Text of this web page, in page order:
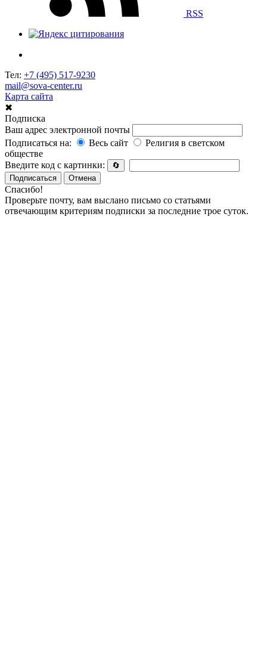
RSS
Тел: +7 (495) 517-9230
mail@sova-center.ru
Карта сайта
✖
Подписка
Ваш адрес электронной почты
Подписаться на:
Весь сайт
Религия в светском
обществе
Введите код с картинки:
🔄
Подписаться
Отмена
Спасибо!
Проверьте почту, вам выслано письмо со статьями
отвечающим критериям подписки за последние трое суток.